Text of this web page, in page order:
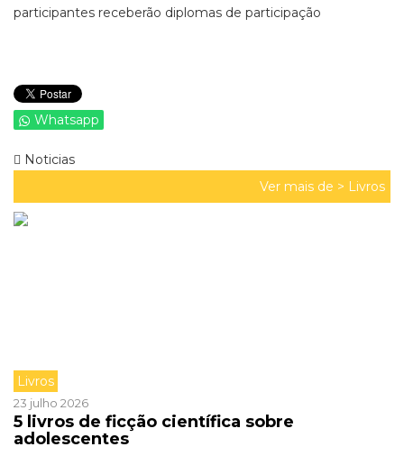
participantes receberão diplomas de participação
Whatsapp
Noticias
Ver mais de > Livros
Livros
23 julho 2026
5 livros de ficção científica sobre
adolescentes